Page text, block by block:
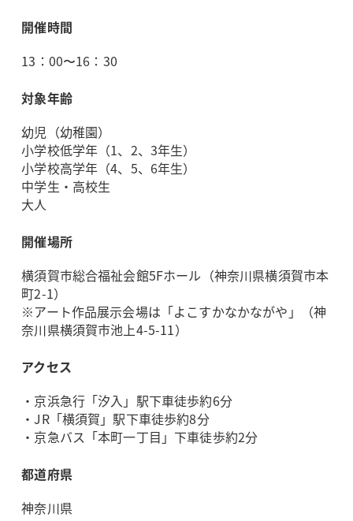
開催時間
13：00〜16：30
対象年齢
幼児（幼稚園）
小学校低学年（1、2、3年生）
小学校高学年（4、5、6年生）
中学生・高校生
大人
開催場所
横須賀市総合福祉会館5Fホール（神奈川県横須賀市本
町2-1）
※アート作品展示会場は「よこすかなかながや」（神
奈川県横須賀市池上4-5-11）
アクセス
・京浜急行「汐入」駅下車徒歩約6分
・JR「横須賀」駅下車徒歩約8分
・京急バス「本町一丁目」下車徒歩約2分
都道府県
神奈川県